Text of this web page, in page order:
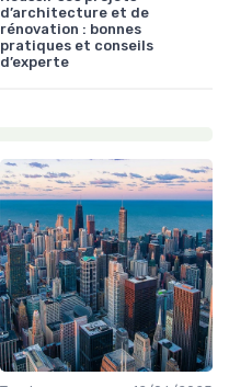
d’architecture et de
rénovation : bonnes
pratiques et conseils
d’experte